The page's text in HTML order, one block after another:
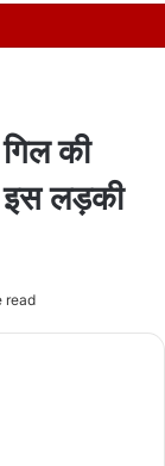
की
इस लड़की
read